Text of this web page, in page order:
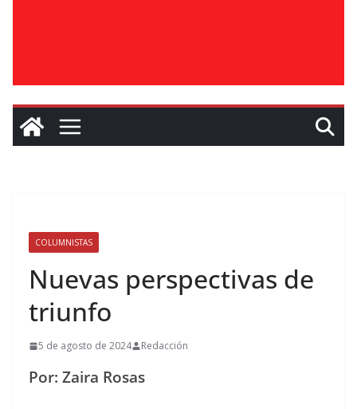
COLUMNISTAS
Nuevas perspectivas de
triunfo
5 de agosto de 2024 Redacción
Por: Zaira Rosas